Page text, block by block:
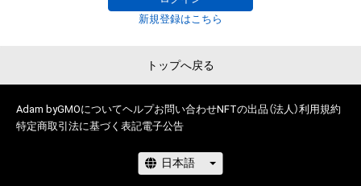
新規登録はこちら
トップへ戻る
Adam byGMOについてヘルプお問い合わせNFTの出品（法人）利用規約
特定商取引法に基づく表記電子公告